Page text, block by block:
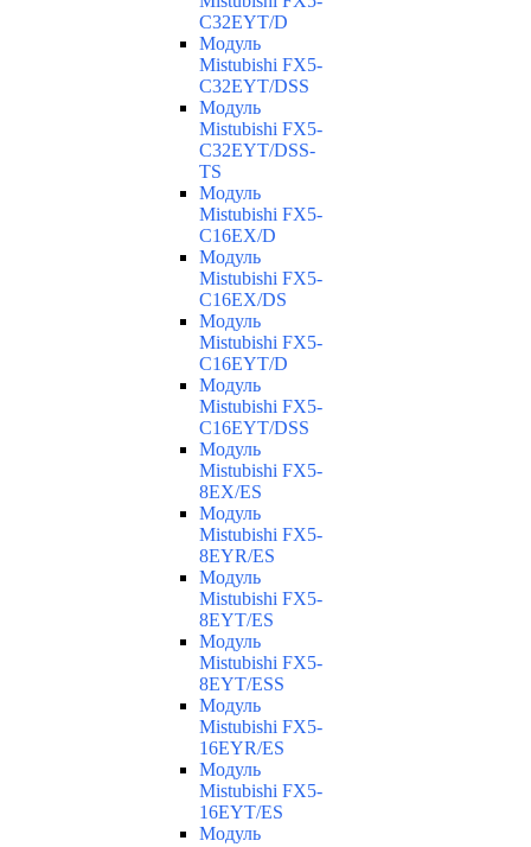
C32EYT/D
Модуль
Mistubishi FX5-
C32EYT/DSS
Модуль
Mistubishi FX5-
C32EYT/DSS-
TS
Модуль
Mistubishi FX5-
C16EX/D
Модуль
Mistubishi FX5-
C16EX/DS
Модуль
Mistubishi FX5-
C16EYT/D
Модуль
Mistubishi FX5-
C16EYT/DSS
Модуль
Mistubishi FX5-
8EX/ES
Модуль
Mistubishi FX5-
8EYR/ES
Модуль
Mistubishi FX5-
8EYT/ES
Модуль
Mistubishi FX5-
8EYT/ESS
Модуль
Mistubishi FX5-
16EYR/ES
Модуль
Mistubishi FX5-
16EYT/ES
Модуль